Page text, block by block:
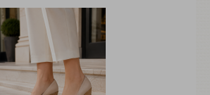
dama, lucrati manual din piele
lacuita Inaltime toc 3 cm Su..